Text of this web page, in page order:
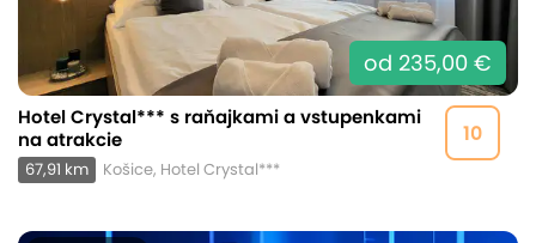
od 235,00 €
10
Hotel Crystal*** s raňajkami a vstupenkami
na atrakcie
67,91 km Košice, Hotel Crystal***